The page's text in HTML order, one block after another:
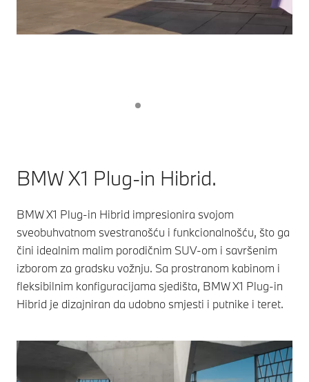
BMW X1 Plug-in Hibrid.
BMW X1 Plug-in Hibrid impresionira svojom
sveobuhvatnom svestranošću i funkcionalnošću, što ga
čini idealnim malim porodičnim SUV-om i savršenim
izborom za gradsku vožnju. Sa prostranom kabinom i
fleksibilnim konfiguracijama sjedišta, BMW X1 Plug-in
Hibrid je dizajniran da udobno smjesti i putnike i teret.